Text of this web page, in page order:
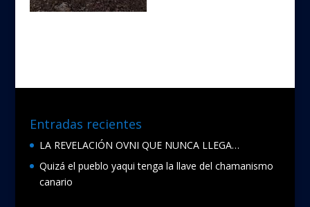
Entradas recientes
LA REVELACIÓN OVNI QUE NUNCA LLEGA…
Quizá el pueblo yaqui tenga la llave del chamanismo
canario